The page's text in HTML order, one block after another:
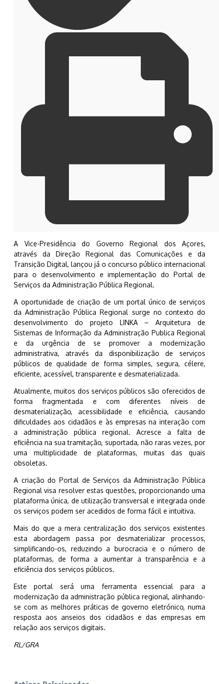
A Vice-Presidência do Governo Regional dos Açores,
através da Direção Regional das Comunicações e da
Transição Digital, lançou já o concurso público internacional
para o desenvolvimento e implementação do Portal de
Serviços da Administração Pública Regional.
A oportunidade de criação de um portal único de serviços
da Administração Pública Regional surge no contexto do
desenvolvimento do projeto LINKA – Arquitetura de
Sistemas de Informação da Administração Publica Regional
e da urgência de se promover a modernização
administrativa, através da disponibilização de serviços
públicos de qualidade de forma simples, segura, célere,
eficiente, acessível, transparente e desmaterializada.
Atualmente, muitos dos serviços públicos são oferecidos de
forma fragmentada e com diferentes níveis de
desmaterialização, acessibilidade e eficiência, causando
dificuldades aos cidadãos e às empresas na interação com
a administração pública regional. Acresce a falta de
eficiência na sua tramitação, suportada, não raras vezes, por
uma multiplicidade de plataformas, muitas das quais
obsoletas.
A criação do Portal de Serviços da Administração Pública
Regional visa resolver estas questões, proporcionando uma
plataforma única, de utilização transversal e integrada onde
os serviços podem ser acedidos de forma fácil e intuitiva.
Mais do que a mera centralização dos serviços existentes
esta abordagem passa por desmaterializar processos,
simplificando-os, reduzindo a burocracia e o número de
plataformas, de forma a aumentar a transparência e a
eficiência dos serviços públicos.
Este portal será uma ferramenta essencial para a
modernização da administração pública regional, alinhando-
se com as melhores práticas de governo eletrónico, numa
resposta aos anseios dos cidadãos e das empresas em
relação aos serviços digitais.
RL/GRA